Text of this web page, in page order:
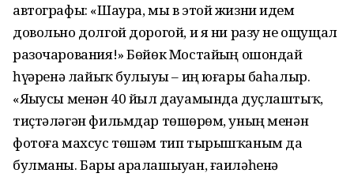
автографы: «Шаура, мы в этой жизни идем
довольно долгой дорогой, и я ни разу не ощущал
разочарования!» Бөйөк Мостайҙың ошондай
һүҙҙәренә лайыҡ булыуы – иң юғары баһалыр.
«Яҙыусы менән 40 йыл дауамында дуҫлаштыҡ,
тиҫтәләгән фильмдар төшөрҙөм, уның менән
фотоға махсус төшәм тип тырышҡаным да
булманы. Бары аралашыуҙан, ғаиләһенә